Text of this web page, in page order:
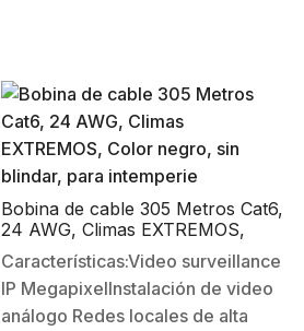
Bobina de cable 305 Metros Cat6,
24 AWG, Climas EXTREMOS,
Color negro, sin blindar, para
intemperie
Características:Video surveillance
IP MegapixelInstalación de video
análogo Redes locales de alta